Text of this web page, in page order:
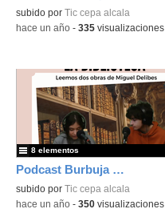
subido por Tic cepa alcala
-hace un año - 335 visualizaciones
Podcast Burbuja Episodio #20
subido por Tic cepa alcala
8 elementos
-hace un año - 350 visualizaciones